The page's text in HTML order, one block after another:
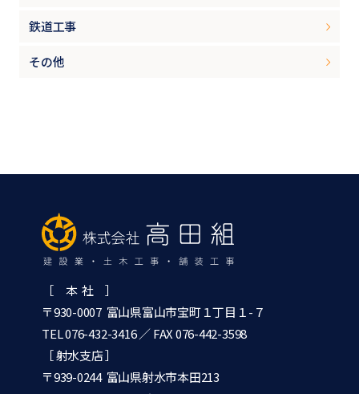
鉄道工事
その他
［ 本 社 ］
〒930-0007 富山県富山市宝町１丁目１-７
TEL 076-432-3416／ FAX 076-442-3598
［ 射水支店 ］
〒939-0244 富山県射水市本田213